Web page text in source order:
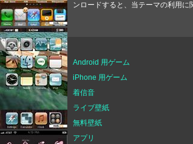
ンロードすると、当テーマの利用に
Android 用ゲーム
iPhone 用ゲーム
着信音
ライブ壁紙
無料壁紙
アプリ